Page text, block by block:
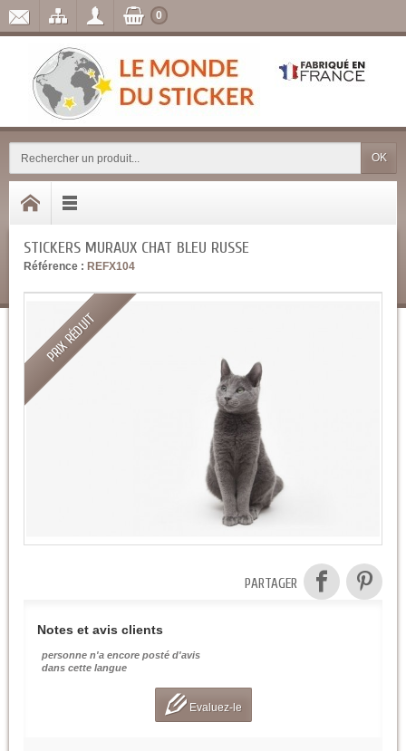
OK
0
STICKERS MURAUX CHAT BLEU RUSSE
Référence : REFX104
PRIX RÉDUIT
PARTAGER
Notes et avis clients
personne n'a encore posté d'avis
dans cette langue
Evaluez-le